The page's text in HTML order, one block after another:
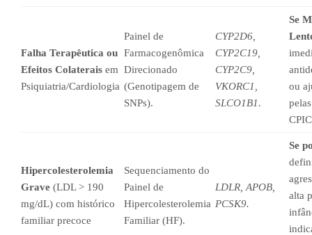
Falha Terapêutica ou
Efeitos Colaterais em
Psiquiatria/Cardiologia
Painel de
Farmacogenômica
Direcionado
(Genotipagem de
SNPs).
CYP2D6,
CYP2C19,
CYP2C9,
VKORC1,
SLCO1B1.
Se
ou
Hipercolesterolemia
Grave (LDL > 190
mg/dL) com histórico
familiar precoce
Sequenciamento do
Painel de
Hipercolesterolemia
Familiar (HF).
LDLR, APOB,
PCSK9.
Se
alta